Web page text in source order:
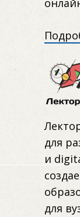
для
и
для